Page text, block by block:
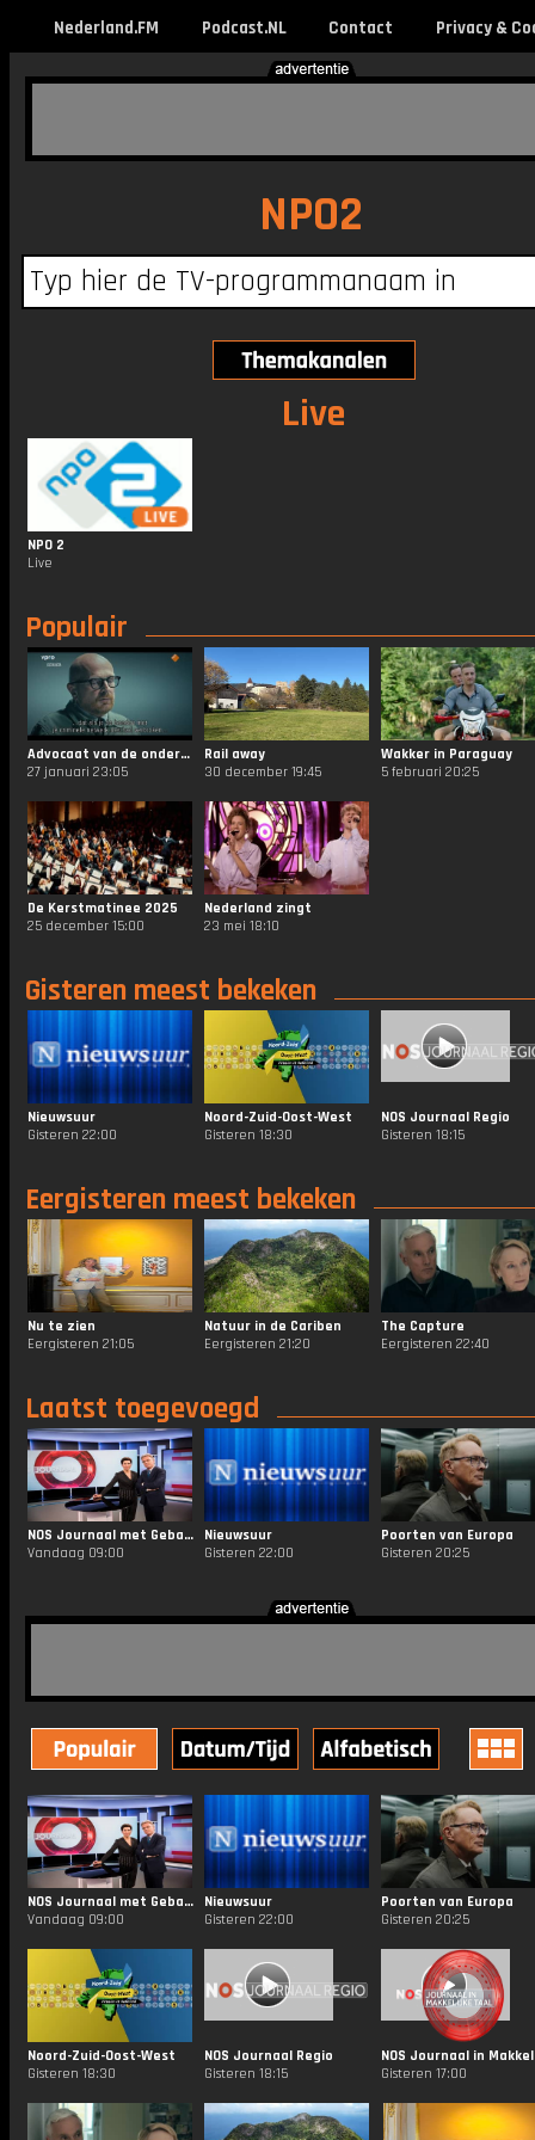
Nederland.FM Podcast.NL Contact Privacy &
NPO2
Live
NPO 2
Live
Populair
Advocaat van de onderwereld
27 januari 23:05
Rail away
30 december 19:45
Wakker in Paraguay
5 februari 20:25
De Kerstmatinee 2025
25 december 15:00
Nederland zingt
23 mei 18:10
Gisteren meest bekeken
Nieuwsuur
Gisteren 22:00
Noord-Zuid-Oost-West
Gisteren 18:30
NOS Journaal Regio
Gisteren 18:15
Eergisteren meest bekeken
Nu te zien
Eergisteren 21:05
Natuur in de Cariben
Eergisteren 21:20
The Capture
Eergisteren 22:40
Laatst toegevoegd
NOS Journaal met Gebarentaal
Vandaag 09:00
Nieuwsuur
Gisteren 22:00
Poorten van Europa
Gisteren 20:25
NOS Journaal met Gebarentaal
Vandaag 09:00
Nieuwsuur
Gisteren 22:00
Poorten van Europa
Gisteren 20:25
Noord-Zuid-Oost-West
Gisteren 18:30
NOS Journaal Regio
Gisteren 18:15
Gisteren 17:00